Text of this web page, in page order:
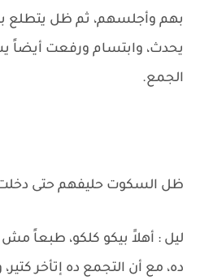
بهم وأجلسهم، ثم ظل يتطلع
يحدث، وابتسام ورفعت أيضاً
الجمع.
ظل السكوت حليفهم حتى
ليل : أهلاََ بيكو كلكو، طبعاً
ده، مع أن التجمع ده إتأخر